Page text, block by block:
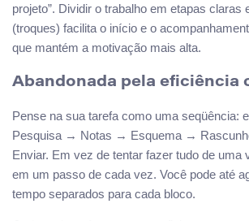
projeto”. Dividir o trabalho em etapas claras
(troques) facilita o início e o
que mantém a motivação mais alta.
Abandonada pela eficiência
Pense na sua tarefa como uma seqüência:
Pesquisa → Notas → Esquema →
Enviar. Em vez de tentar fazer tudo de uma
em um passo de cada vez. Você pode até
tempo separados para cada bloco.